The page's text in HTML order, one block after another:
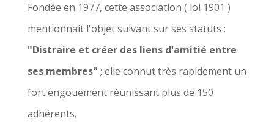
Fondée en 1977, cette association ( loi 1901 )
mentionnait l'objet suivant sur ses statuts :
"Distraire et créer des liens d'amitié entre
ses membres" ; elle connut très rapidement un
fort engouement réunissant plus de 150
adhérents.